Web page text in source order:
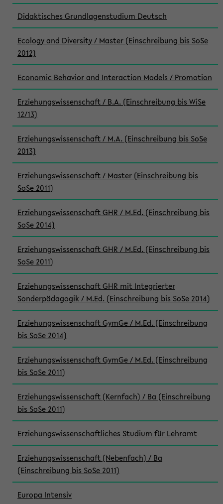
Didaktisches Grundlagenstudium Deutsch
Ecology and Diversity / Master (Einschreibung bis SoSe
2012)
Economic Behavior and Interaction Models / Promotion
Erziehungswissenschaft / B.A. (Einschreibung bis WiSe
12/13)
Erziehungswissenschaft / M.A. (Einschreibung bis SoSe
2013)
Erziehungswissenschaft / Master (Einschreibung bis
SoSe 2011)
Erziehungswissenschaft GHR / M.Ed. (Einschreibung bis
SoSe 2014)
Erziehungswissenschaft GHR / M.Ed. (Einschreibung bis
SoSe 2011)
Erziehungswissenschaft GHR mit Integrierter
Sonderpädagogik / M.Ed. (Einschreibung bis SoSe 2014)
Erziehungswissenschaft GymGe / M.Ed. (Einschreibung
bis SoSe 2014)
Erziehungswissenschaft GymGe / M.Ed. (Einschreibung
bis SoSe 2011)
Erziehungswissenschaft (Kernfach) / Ba (Einschreibung
bis SoSe 2011)
Erziehungswissenschaftliches Studium für Lehramt
Erziehungswissenschaft (Nebenfach) / Ba
(Einschreibung bis SoSe 2011)
Europa Intensiv